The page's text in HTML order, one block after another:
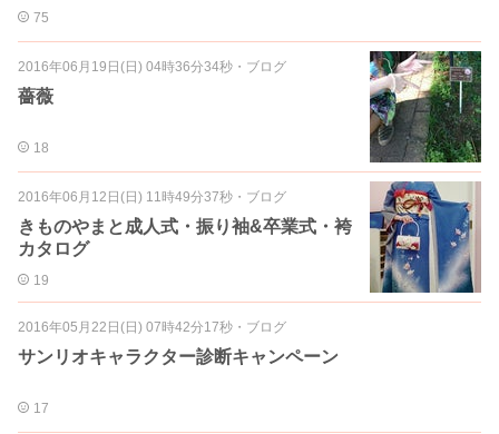
75
2016年06月19日(日) 04時36分34秒 ・ ブログ
薔薇
18
2016年06月12日(日) 11時49分37秒 ・ ブログ
きものやまと成人式・振り袖&卒業式・袴
カタログ
19
2016年05月22日(日) 07時42分17秒 ・ ブログ
サンリオキャラクター診断キャンペーン
17